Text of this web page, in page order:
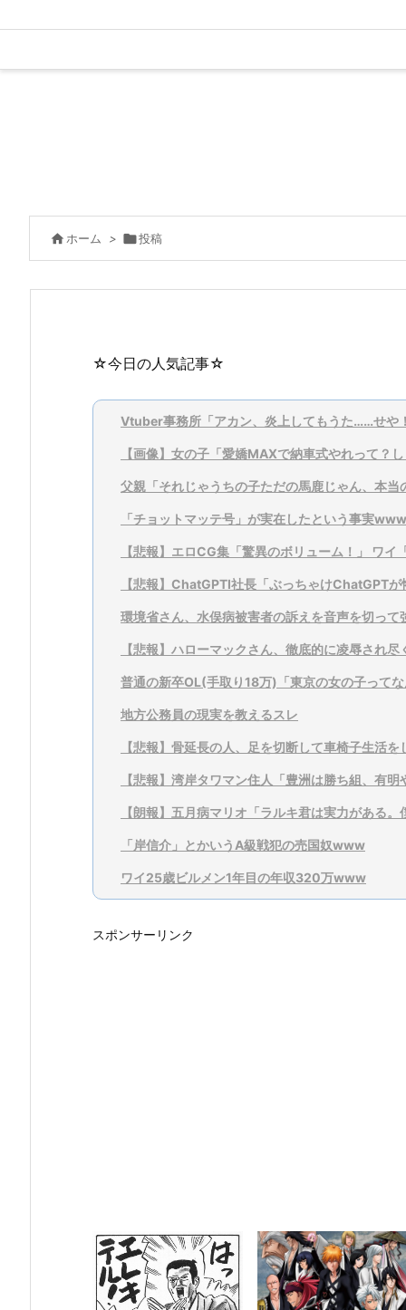
 ホーム > 投稿
☆今日の人気記事☆
Vtuber事務所「アカン、炎上してもうた……せや
【画像】女の子「愛嬌MAXで納車式やれって？
父親「それじゃうちの子ただの馬鹿じゃん、本当
「チョットマッテ号」が実在したという事実
【悲報】エロCG集「驚異のボリューム！」 ワイ
【悲報】ChatGPTI社長「ぶっちゃけChatGPTが
環境省さん、水俣病被害者の訴えを音声を切っ
【悲報】ハローマックさん、徹底的に凌辱され尽
普通の新卒OL(手取り18万)「東京の女の子って
地方公務員の現実を教えるスレ
【悲報】骨延長の人、足を切断して車椅子生活を
【悲報】湾岸タワマン住人「豊洲は勝ち組、有明
【朗報】五月病マリオ「ラルキ君は実力がある。
「岸信介」とかいうA級戦犯の売国奴www
ワイ25歳ビルメン1年目の年収320万www
スポンサーリンク